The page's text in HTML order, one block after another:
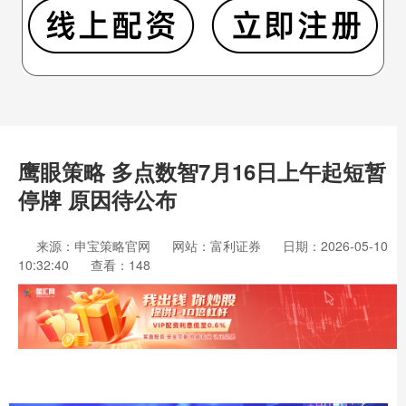
鹰眼策略 多点数智7月16日上午起短暂
停牌 原因待公布
来源：申宝策略官网 网站：富利证券
日期：2026-05-10
10:32:40
查看：148